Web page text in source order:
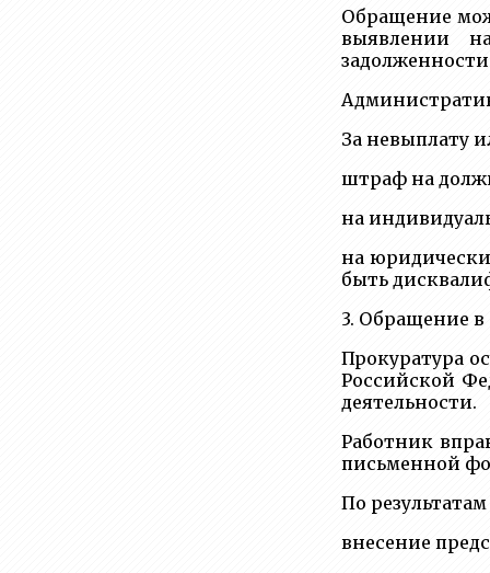
Обращение
выявлении
За невыплату
штраф на
на
на
быть
3. Обращение
Прокуратура
Российской
деятельности.
Работник
письменной
По
внесение